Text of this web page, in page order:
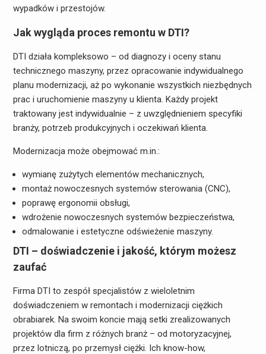
wypadków i przestojów.
Jak wygląda proces remontu w DTI?
DTI działa kompleksowo – od diagnozy i oceny stanu
technicznego maszyny, przez opracowanie indywidualnego
planu modernizacji, aż po wykonanie wszystkich niezbędnych
prac i uruchomienie maszyny u klienta. Każdy projekt
traktowany jest indywidualnie – z uwzględnieniem specyfiki
branży, potrzeb produkcyjnych i oczekiwań klienta.
Modernizacja może obejmować m.in.:
wymianę zużytych elementów mechanicznych,
montaż nowoczesnych systemów sterowania (CNC),
poprawę ergonomii obsługi,
wdrożenie nowoczesnych systemów bezpieczeństwa,
odmalowanie i estetyczne odświeżenie maszyny.
DTI – doświadczenie i jakość, którym możesz
zaufać
Firma DTI to zespół specjalistów z wieloletnim
doświadczeniem w remontach i modernizacji ciężkich
obrabiarek. Na swoim koncie mają setki zrealizowanych
projektów dla firm z różnych branż – od motoryzacyjnej,
przez lotniczą, po przemysł ciężki. Ich know-how,